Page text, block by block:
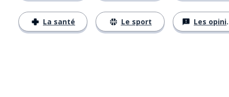
La santé Le sport Les opinions